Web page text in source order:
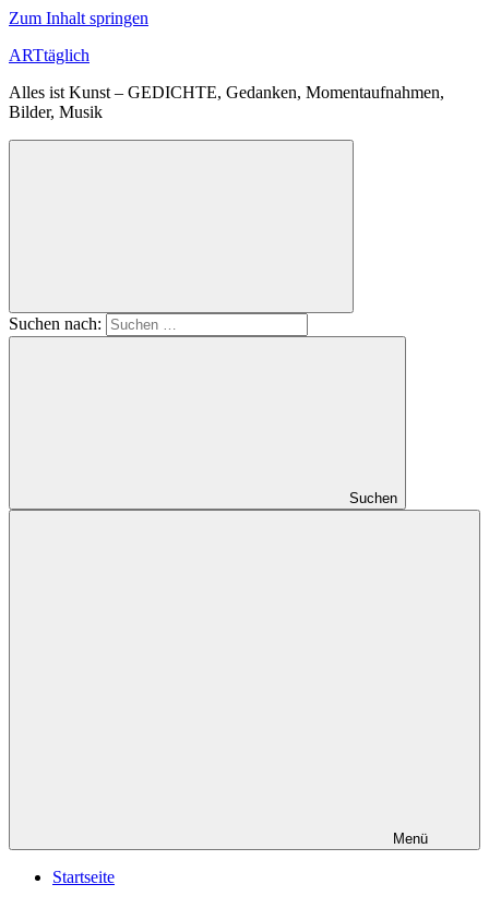
Zum Inhalt springen
ARTtäglich
Alles ist Kunst – GEDICHTE, Gedanken, Momentaufnahmen,
Bilder, Musik
Suchen nach:
Suchen
Menü
Startseite